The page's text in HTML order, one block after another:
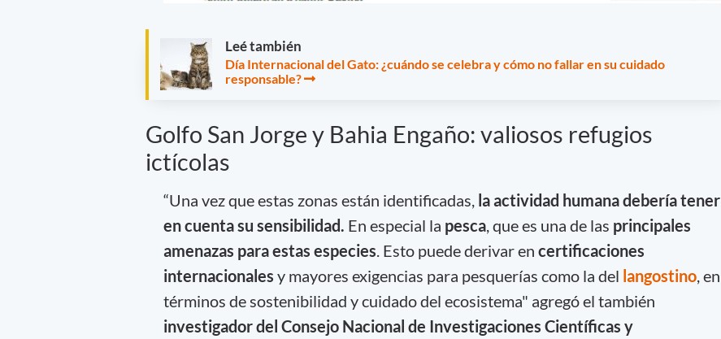
Leé también
Día Internacional del Gato: ¿cuándo se celebra y cómo no fallar en su cuidado
responsable?
Golfo San Jorge y Bahia Engaño: valiosos refugios
ictícolas
“Una vez que estas zonas están identificadas, la actividad humana debería tener
en cuenta su sensibilidad. En especial la pesca, que es una de las principales
amenazas para estas especies. Esto puede derivar en certificaciones
internacionales y mayores exigencias para pesquerías como la del langostino, en
términos de sostenibilidad y cuidado del ecosistema" agregó el también
investigador del Consejo Nacional de Investigaciones Científicas y